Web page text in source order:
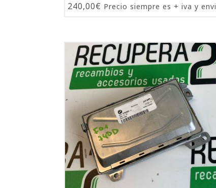
240,00€ Precio siempre es + iva y